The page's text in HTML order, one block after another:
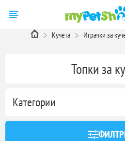
Кучета Играчки за
Топки за
Категории